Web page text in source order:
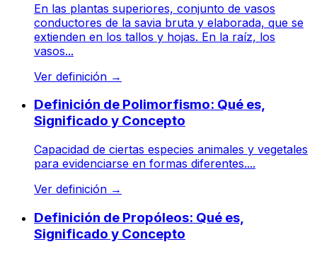
En las plantas superiores, conjunto de vasos
conductores de la savia bruta y elaborada, que se
extienden en los tallos y hojas. En la raíz, los
vasos...
Ver definición →
Definición de Polimorfismo: Qué es,
Significado y Concepto
Capacidad de ciertas especies animales y vegetales
para evidenciarse en formas diferentes....
Ver definición →
Definición de Propóleos: Qué es,
Significado y Concepto